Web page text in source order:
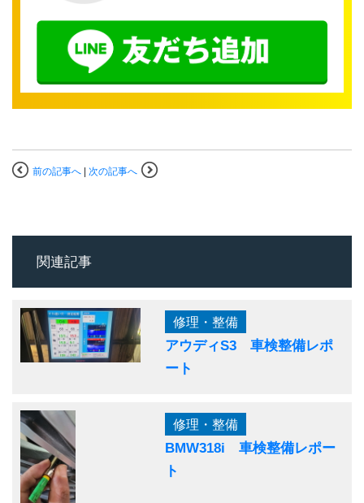
前の記事へ 次の記事へ
関連記事
修理・整備
アウディS3 車検整備レポ
ート
修理・整備
BMW318i 車検整備レポー
ト